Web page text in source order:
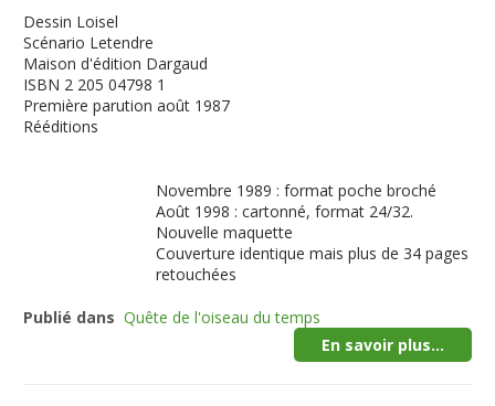
Dessin Loisel
Scénario Letendre
Maison d'édition Dargaud
ISBN 2 205 04798 1
Première parution août 1987
Rééditions
Novembre 1989 : format poche broché
Août 1998 : cartonné, format 24/32.
Nouvelle maquette
Couverture identique mais plus de 34 pages
retouchées
Publié dans Quête de l'oiseau du temps
En savoir plus...